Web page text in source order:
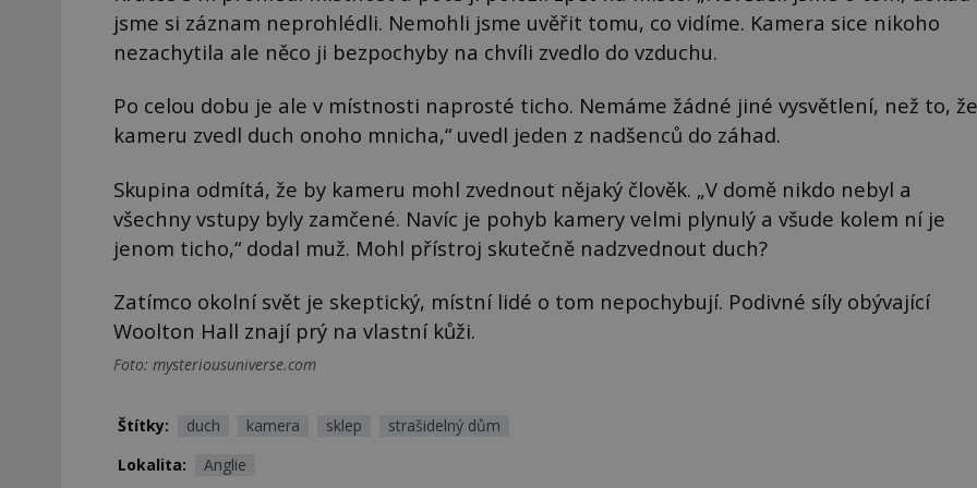
jsme si záznam neprohlédli. Nemohli jsme uvěřit tomu, co vidíme. Kamera sice nikoho
nezachytila ale něco ji bezpochyby na chvíli zvedlo do vzduchu.
Po celou dobu je ale v místnosti naprosté ticho. Nemáme žádné jiné vysvětlení, než to, že
kameru zvedl duch onoho mnicha,“ uvedl jeden z nadšenců do záhad.
Skupina odmítá, že by kameru mohl zvednout nějaký člověk. „V domě nikdo nebyl a
všechny vstupy byly zamčené. Navíc je pohyb kamery velmi plynulý a všude kolem ní je
jenom ticho,“ dodal muž. Mohl přístroj skutečně nadzvednout duch?
Zatímco okolní svět je skeptický, místní lidé o tom nepochybují. Podivné síly obývající
Woolton Hall znají prý na vlastní kůži.
Foto: mysteriousuniverse.com
Štítky: duch kamera sklep
strašidelný dům
Lokalita:
Anglie